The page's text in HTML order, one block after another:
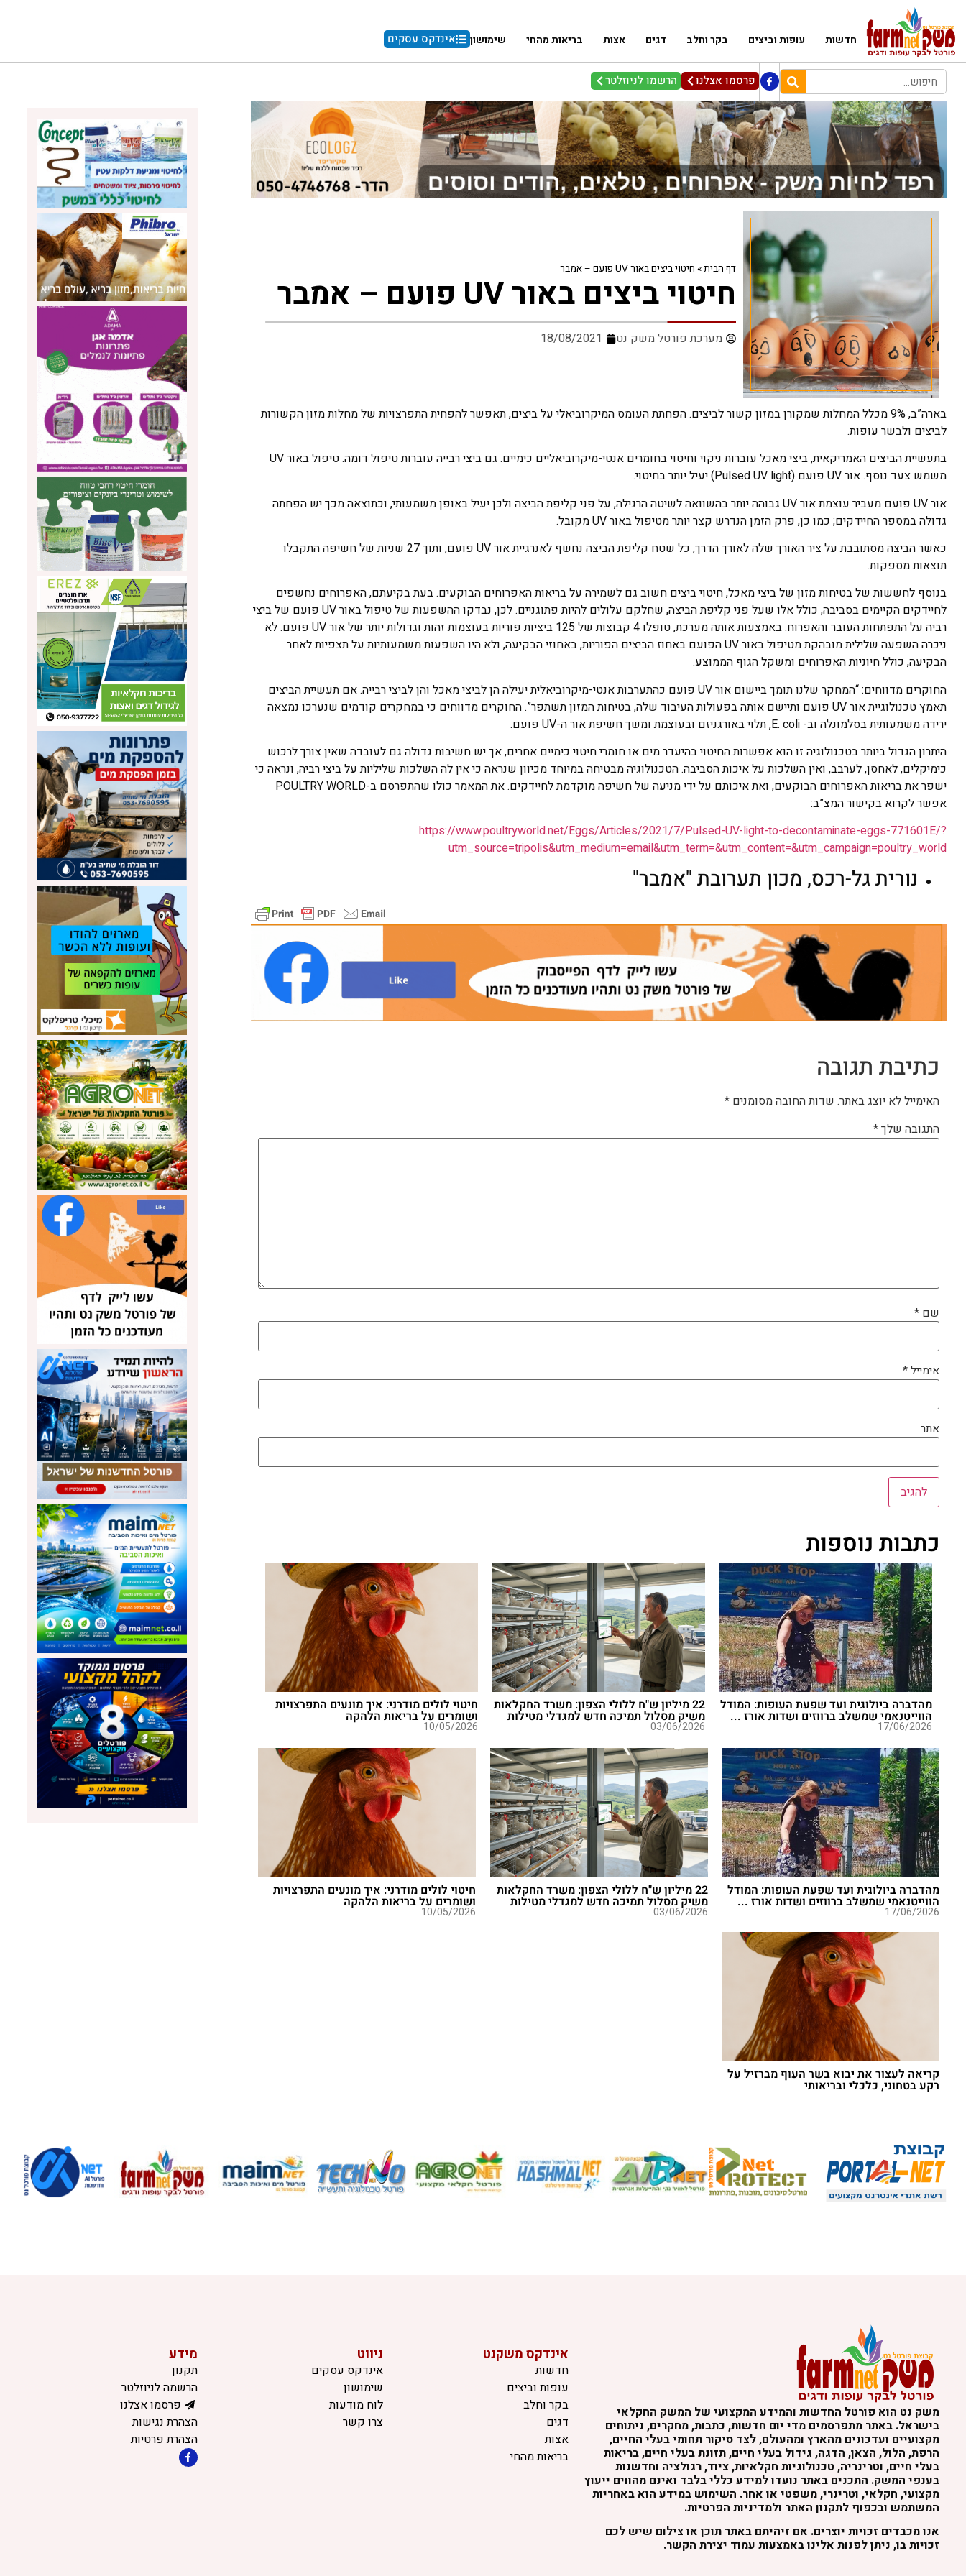
חדשות עופות וביצים בקר וחלב דגים אצות בריאות מהחי שימושון אינדקס עסקים
פרסמו אצלנו הרשמו לניוזלטר
דף הבית» חיטוי ביצים באור UV פועם – אמבר
חיטוי ביצים באור UV פועם – אמבר
מערכת פורטל משק נט 18/08/2021
בארה”ב, 9% מכלל המחלות שמקורן במזון קשור לביצים. הפחתת העומס המיקרוביאלי על ביצים, תאפשר להפחית התפרצויות של מחלות מזון הקשורות
לביצים ולבשר עופות.
בתעשיית הביצים האמריקאית, ביצי מאכל עוברות ניקוי וחיטוי בחומרים אנטי-מיקרוביאליים כימיים. גם ביצי רבייה עוברות טיפול דומה. טיפול באור UV
משמש צעד נוסף. אור UV פועם (Pulsed UV light) יעיל יותר בחיטוי.
אור UV פועם מעביר עוצמת אור UV גבוהה יותר בהשוואה לשיטה הרגילה, על פני קליפת הביצה ולכן יעיל באופן משמעותי, וכתוצאה מכך יש הפחתה
גדולה במספר החיידקים; כמו כן, פרק הזמן הנדרש קצר יותר מטיפול באור UV מקובל.
כאשר הביצה מסתובבת על ציר האורך שלה לאורך הדרך, כל שטח קליפת הביצה נחשף לאנרגיית אור UV פועם, ותוך 27 שניות של חשיפה התקבלו
תוצאות מספקות.
בנוסף לחששות של בטיחות מזון של ביצי מאכל, חיטוי ביצים חשוב גם לשמירה על בריאות האפרוחים הבוקעים. בעת בקיעתם, האפרוחים נחשפים
לחיידקים הקיימים בסביבה, כולל אלו שעל פני קליפת הביצה, שחלקם עלולים להיות פתוגניים. לכן, נבדקו ההשפעות של טיפול באור UV פועם של ביצי
רביה על התפתחות העובר והאפרוח. באמצעות אותה מערכת, טופלו 4 קבוצות של 125 ביציות פוריות בעוצמות זהות וגדולות יותר של אור UV פועם. לא
ניכרה השפעה שלילית מובהקת מטיפול באור UV הפועם באחוז הביצים הפוריות, באחוזי הבקיעה, ולא היו השפעות משמעותיות על תצפיות לאחר
הבקיעה, כולל חיוניות האפרוחים ומשקל הגוף הממוצע.
החוקרים מדווחים: “המחקר שלנו תומך ביישום אור UV פועם כהתערבות אנטי-מיקרוביאלית יעילה הן לביצי מאכל והן לביצי רבייה. אם תעשיית הביצים
תאמץ טכנולוגיית אור UV פועם ותיישם אותה בפעולות העיבוד שלה, בטיחות המזון תשתפר”. החוקרים מדווחים כי במחקרים קודמים שנערכו נמצאה
ירידה משמעותית בסלמונלה וב- E. coli, תלוי באורגניזם ובעוצמת ומשך חשיפת אור ה-UV פועם.
היתרון הגדול ביותר בטכנולוגיה זו הוא אפשרות החיטוי בהיעדר מים או חומרי חיטוי כימיים אחרים, אך יש חשיבות גדולה גם לעובדה שאין צורך לרכוש
כימיקלים, לאחסן, לערבב, ואין השלכות על איכות הסביבה. הטכנולוגיה מבטיחה במיוחד מכיוון שנראה כי אין לה השלכות שליליות על ביצי רביה, ונראה כי
ישפר את בריאות האפרוחים הבוקעים, ואת איכותם על ידי מניעה של חשיפה מוקדמת לחיידקים. את המאמר כולו שהתפרסם ב-POULTRY WORLD
אפשר לקרוא בקישור המצ”ב:
https://www.poultryworld.net/Eggs/Articles/2021/7/Pulsed-UV-light-to-decontaminate-eggs-771601E/?
utm_source=tripolis&utm_medium=email&utm_term=&utm_content=&utm_campaign=poultry_world
נורית גל-רכס, מכון תערובת "אמבר"
כתיבת תגובה
האימייל לא יוצג באתר. שדות החובה מסומנים *
התגובה שלך*
שם *
אימייל*
אתר
כתבות נוספות
מהדברה ביולוגית ועד שפעת העופות: המודל
הווייטנאמי שמשלב ברווזים ושדות אורז ...
17/06/2026
22 מיליון ש"ח ללולי הצפון: משרד החקלאות
משיק מסלול תמיכה חדש למגדלי מטילות
03/06/2026
חיטוי לולים מודרני: איך מונעים התפרצויות
ושומרים על בריאות הלהקה
10/05/2026
קריאה לעצור את יבוא בשר העוף מברזיל על
רקע בטחוני, כלכלי ובריאותי
מהדברה ביולוגית ועד שפעת העופות: המודל
הווייטנאמי שמשלב ברווזים ושדות אורז ...
17/06/2026
22 מיליון ש"ח ללולי הצפון: משרד החקלאות
משיק מסלול תמיכה חדש למגדלי מטילות
03/06/2026
חיטוי לולים מודרני: איך מונעים התפרצויות
ושומרים על בריאות הלהקה
10/05/2026
קריאה לעצור את יבוא בשר העוף מברזיל על
רקע בטחוני, כלכלי ובריאותי
משק נט הוא פורטל החדשות והמידע המקצועי של המשק החקלאי
בישראל. באתר מתפרסמים מדי יום חדשות, כתבות, מחקרים, ניתוחים
מקצועיים ועדכונים מהארץ ומהעולם, לצד סיקור תחומי בעלי החיים,
הרפת, הלול, הצאן, הדגה, גידול בעלי חיים, תזונת בעלי חיים, בריאות
בעלי חיים, וטרינריה, טכנולוגיות חקלאיות, ציוד, רגולציה וחדשנות
בענפי המשק. התכנים באתר נועדו למידע כללי בלבד ואינם מהווים ייעוץ
מקצועי, חקלאי, וטרינרי, משפטי או אחר. השימוש במידע הוא באחריות
המשתמש ובכפוף לתקנון האתר ולמדיניות הפרטיות.
אנו מכבדים זכויות יוצרים. אם זיהיתם באתר תוכן או צילום שיש לכם
זכויות בו, ניתן לפנות אלינו באמצעות עמוד יצירת הקשר.
אינדקס משקנט
חדשות
עופות וביצים
בקר וחלב
דגים
אצות
בריאות מהחי
ניווט
אינדקס עסקים
שימושון
לוח מודעות
צרו קשר
מידע
תקנון
הרשמה לניוזלטר
פרסמו אצלנו
הצהרת נגישות
הצהרת פרטיות